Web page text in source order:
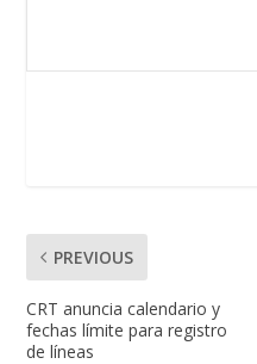
PREVIOUS
CRT anuncia calendario y
fechas límite para registro
de líneas